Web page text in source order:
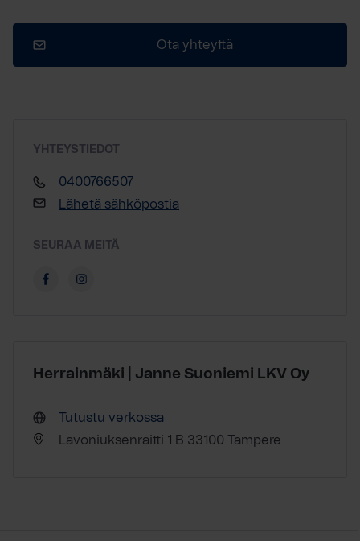
Ota yhteyttä
YHTEYSTIEDOT
0400766507
Lähetä sähköpostia
SEURAA MEITÄ
Herrainmäki | Janne Suoniemi LKV Oy
Tutustu verkossa
Lavoniuksenraitti 1 B 33100 Tampere